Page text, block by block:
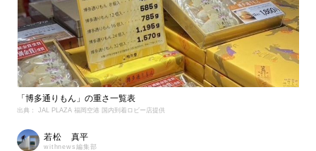
「博多通りもん」の重さ一覧表
出典： JAL PLAZA 福岡空港 国内到着ロビー店提供
若松 真平
withnews編集部